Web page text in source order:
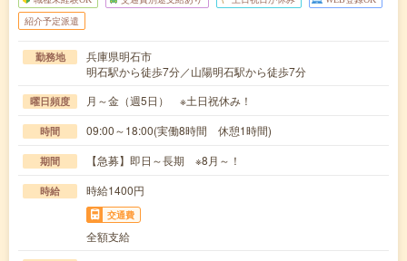
紹介予定派遣
勤務地
兵庫県明石市
明石駅から徒歩7分／山陽明石駅から徒歩7分
曜日頻度 月～金（週5日） ※土日祝休み！
時間 09:00～18:00(実働8時間 休憩1時間)
期間 【急募】即日～長期 ※8月～！
時給 時給1400円
交通費
全額支給